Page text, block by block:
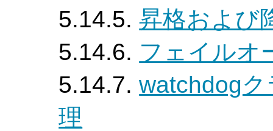
5.14.5.昇格および
5.14.6. フェイルオ
5.14.7.watchdog
理